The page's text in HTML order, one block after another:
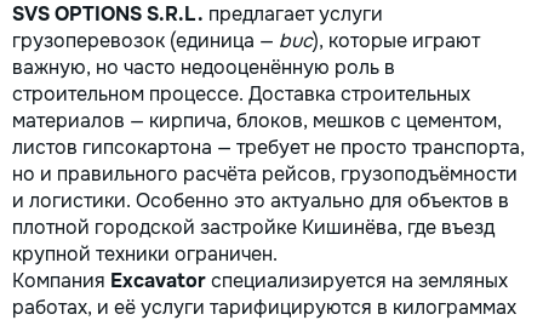
SVS OPTIONS S.R.L. предлагает услуги
грузоперевозок (единица — buc), которые играют
важную, но часто недооценённую роль в
строительном процессе. Доставка строительных
материалов — кирпича, блоков, мешков с цементом,
листов гипсокартона — требует не просто транспорта,
но и правильного расчёта рейсов, грузоподъёмности
и логистики. Особенно это актуально для объектов в
плотной городской застройке Кишинёва, где въезд
крупной техники ограничен.
Компания Excavatorспециализируется на земляных
работах, и её услуги тарифицируются в килограммах